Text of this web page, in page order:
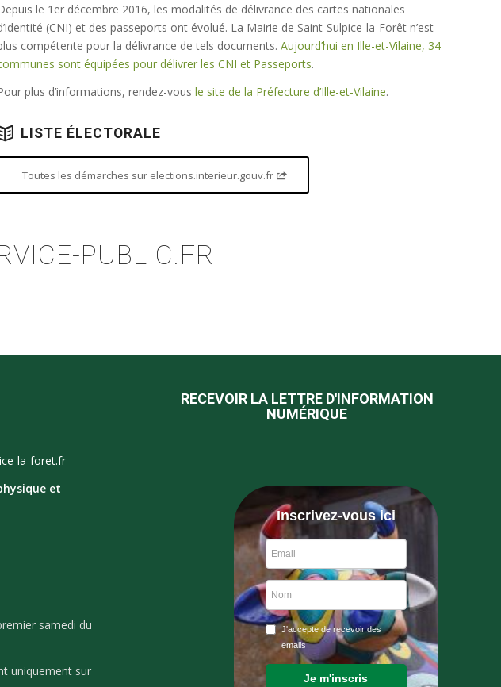
le 1er décembre 2016, les modalités de délivrance des cartes nationales
(CNI) et des passeports ont évolué. La Mairie de Saint-Sulpice-la-Forêt n’est
compétente pour la délivrance de tels documents.Aujourd’hui en Ille-et-Vilaine, 34
sont équipées pour délivrer les CNI et Passeports.
plus d’informations, rendez-vousle site de la Préfecture d’Ille-et-Vilaine.
LISTE ÉLECTORALE
Toutes les démarches sur elections.interieur.gouv.fr
PUBLIC.FR
la-foret.fr
et
samedi du
uniquement sur
RECEVOIR LA LETTRE D'INFORMATION
NUMÉRIQUE
Inscrivez-vous ici
J'accepte de recevoir des
emails
Je m'inscris